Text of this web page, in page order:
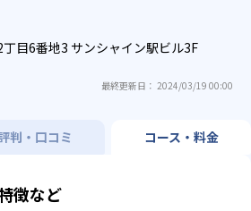
目6番地3 サンシャイン駅ビル3F
最終更新日： 2024/03/19 00:00
判・口コミ コース・料金
徴など